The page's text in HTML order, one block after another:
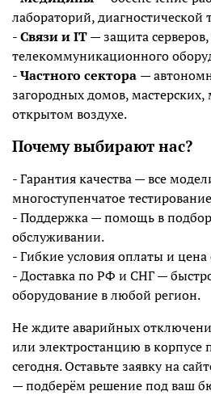
лабораторий, диагностической
-Связи и IT— защита
телекоммуникационного
-Частного сектора —
загородных домов,
открытом воздухе.
Почему выбирают нас?
- Гарантия качества — все
многоступенчатое
- Поддержка — помощь в
обслуживании.
- Гибкие условия оплаты и
- Доставка по РФ и СНГ —
оборудование в любой регион.
Не ждите аварийных
или электростанцию в корпусе
сегодня. Оставьте заявку на
— подберём решение под ваш